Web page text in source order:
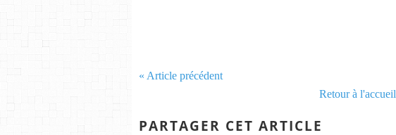
« Article précédent
Retour à l'accueil
PARTAGER CET ARTICLE